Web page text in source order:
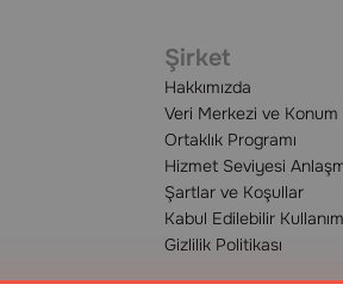
Şirket
Hakkımızda
Veri Merkezi ve Konum
Ortaklık Programı
Hizmet Seviyesi
Şartlar ve Koşullar
Kabul Edilebilir
Gizlilik Politikası